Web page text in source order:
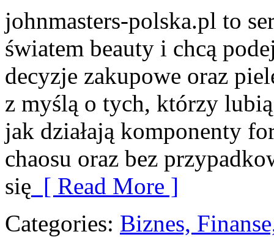
johnmasters-polska.pl to
światem beauty i chcą
decyzje zakupowe oraz
z myślą o tych, którzy lubią
jak działają komponenty
chaosu oraz bez
się [ Read More ]
Categories: Biznes,